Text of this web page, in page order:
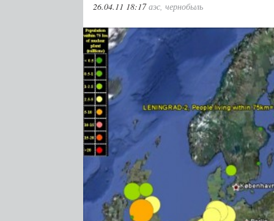
26.04.11 18:17 аэс, чернобыль